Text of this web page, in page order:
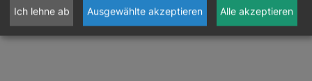
Ich lehne ab Ausgewählte akzeptieren Alle akzeptieren